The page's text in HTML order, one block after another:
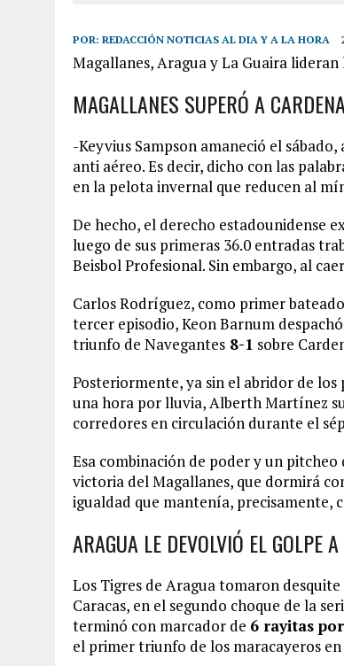
POR: REDACCIÓN NOTICIAS AL DIA Y A LA HORA
Magallanes, Aragua y La Guaira lideran
MAGALLANES SUPERÓ A
-Keyvius Sampson amaneció el
anti aéreo. Es decir, dicho con las
en la pelota invernal que reducen al
De hecho, el derecho estadounidense
luego de sus primeras 36.0 entradas
Beisbol Profesional. Sin embargo, al
Carlos Rodríguez, como primer
tercer episodio, Keon Barnum
triunfo de Navegantes 8-1 sobre
Posteriormente, ya sin el abridor de los
una hora por lluvia, Alberth Martínez
corredores en circulación durante el
Esa combinación de poder y un
victoria del Magallanes, que dormirá
igualdad que mantenía, precisamente,
ARAGUA LE DEVOLVIÓ EL GOLPE
Los Tigres de Aragua tomaron
Caracas, en el segundo choque de la
terminó con marcador de 6 rayitas
el primer triunfo de los maracayeros